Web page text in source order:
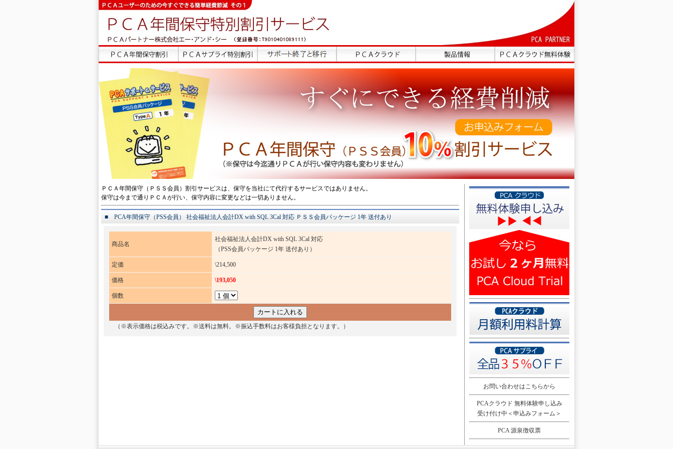
お問い合わせはこちらから
PCAクラウド 無料体験申し込み
受け付け中＜申込みフォーム＞
PCA 源泉徴収票
ＰＣＡ年間保守（ＰＳＳ会員）割引サービスは、保守を当社にて代行するサービスではありません。
保守は今まで通りＰＣＡが行い、保守内容に変更などは一切ありません。
■ PCA年間保守（PSS会員） 社会福祉法人会計DX with SQL 3Cal 対応 ＰＳＳ会員パッケージ 1年 送付あり
商品名
社会福祉法人会計DX with SQL 3Cal 対応
（PSS会員パッケージ 1年 送付あり）
定価 \214,500
価格 \193,050
個数
（※表示価格は税込みです。※送料は無料。※振込手数料はお客様負担となります。）